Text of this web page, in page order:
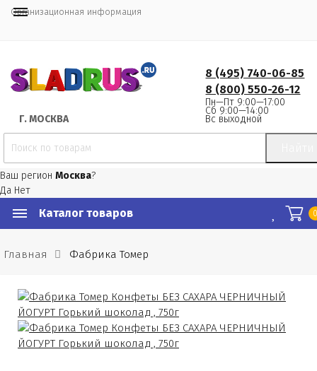
Организационная информация
Г. МОСКВА
8 (495) 740-06-85
8 (800) 550-26-12
Пн—Пт 9:00—17:00
Сб 9:00—14:00
Вс выходной
Ваш регион Москва?
Да Нет
Каталог товаров
Главная Фабрика Томер